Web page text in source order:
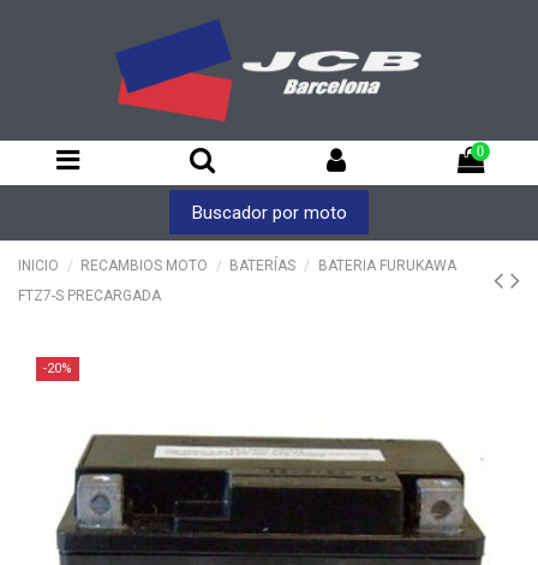
0
Buscador por moto
INICIO RECAMBIOS MOTO BATERÍAS
BATERIA FURUKAWA
FTZ7-S PRECARGADA
-20%